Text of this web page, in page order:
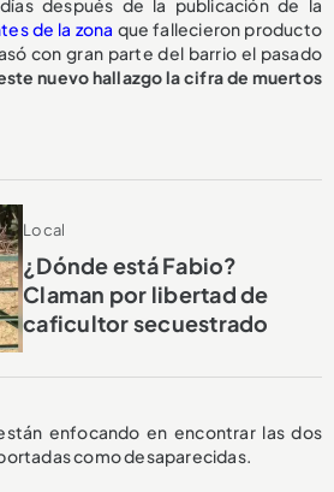
después de la publicación de la
de la zona que fallecieron producto
con gran parte del barrio el pasado
nuevo hallazgo la cifra de muertos
Local
¿Dónde está Fabio?
Claman por libertad de
caficultor secuestrado
enfocando en encontrar las dos
como desaparecidas.